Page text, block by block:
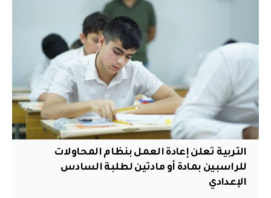
التربية تعلن إعادة العمل بنظام المحاولات
للراسبين بمادة أو مادتين لطلبة السادس
الإعدادي